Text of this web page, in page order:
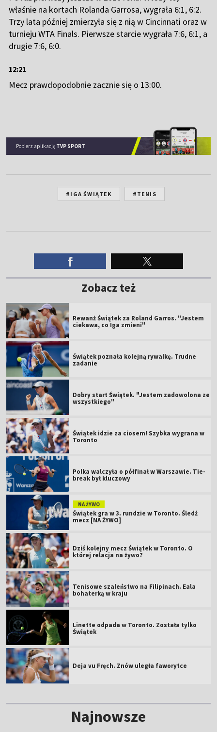
właśnie na kortach Rolanda Garrosa, wygrała 6:1, 6:2.
Trzy lata później zmierzyła się z nią w Cincinnati oraz w
turnieju WTA Finals. Pierwsze starcie wygrała 7:6, 6:1, a
drugie 7:6, 6:0.
12:21
Mecz prawdopodobnie zacznie się o 13:00.
Pobierz aplikację TVP SPORT
#IGA ŚWIĄTEK #TENIS
Zobacz też
Rewanż Świątek za Roland Garros. "Jestem
ciekawa, co Iga zmieni"
Świątek poznała kolejną rywalkę. Trudne
zadanie
Dobry start Świątek. "Jestem zadowolona ze
wszystkiego"
Świątek idzie za ciosem! Szybka wygrana w
Toronto
Polka walczyła o półfinał w Warszawie. Tie-
break był kluczowy
NA ŻYWO
Świątek gra w 3. rundzie w Toronto. Śledź
mecz [NA ŻYWO]
Dziś kolejny mecz Świątek w Toronto. O
której relacja na żywo?
Tenisowe szaleństwo na Filipinach. Eala
bohaterką w kraju
Linette odpada w Toronto. Została tylko
Świątek
Deja vu Fręch. Znów uległa faworytce
Najnowsze